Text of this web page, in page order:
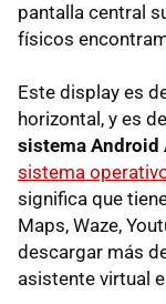
pantalla central
físicos
Este display es
horizontal, y es
sistema Android
sistema
significa que
Maps, Waze,
descargar más
asistente virtual